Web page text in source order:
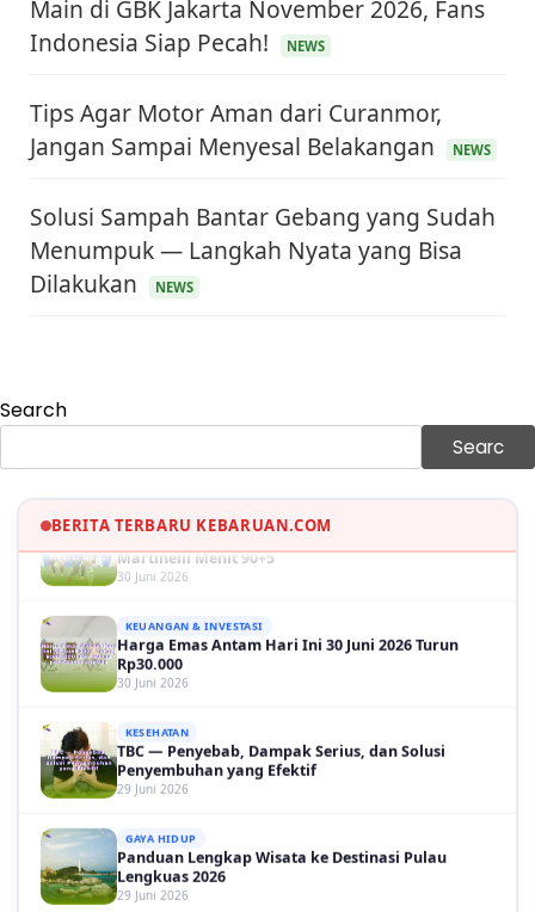
Main di GBK Jakarta November 2026, Fans
Indonesia Siap Pecah!
NEWS
Tips Agar Motor Aman dari Curanmor,
Jangan Sampai Menyesal Belakangan
NEWS
Solusi Sampah Bantar Gebang yang Sudah
Menumpuk — Langkah Nyata yang Bisa
Dilakukan
NEWS
Search
Searc
BERITA TERBARU KEBARUAN.COM
Harga Minyak Dunia Hari Ini Naik, WTI dan Brent
Martinelli Menit 90+5
Rp30.000
30 Juni 2026
Penyembuhan yang Efektif
29 Juni 2026
Lengkuas 2026
29 Juni 2026